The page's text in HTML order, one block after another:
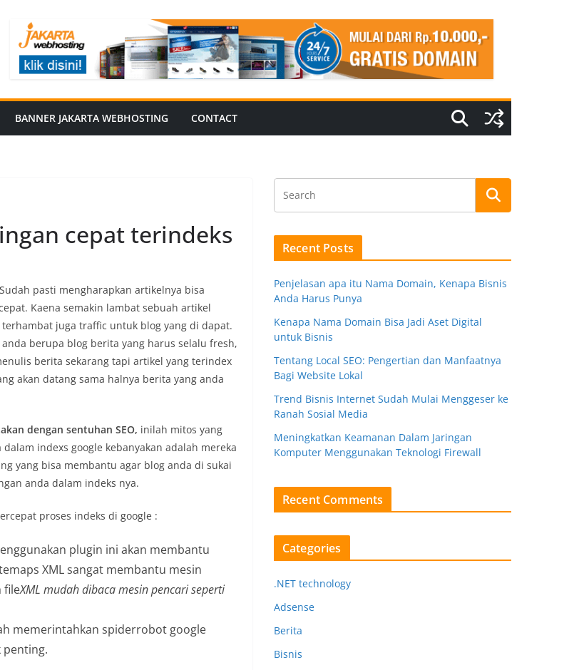
BANNER JAKARTA WEBHOSTING CONTACT
cepat terindeks
pasti mengharapkan artikelnya bisa
Kaena semakin lambat sebuah artikel
juga traffic untuk blog yang di dapat.
berupa blog berita yang harus selalu fresh,
berita sekarang tapi artikel yang terindex
akan datang sama halnya berita yang anda
dengan sentuhan SEO, inilah mitos yang
indexs google kebanyakan adalah mereka
yang bisa membantu agar blog anda di sukai
anda dalam indeks nya.
proses indeks di google :
plugin ini akan membantu
XML sangat membantu mesin
fileXML mudah dibaca mesin pencari seperti
memerintahkan spiderrobot google
Recent Posts
Penjelasan apa itu Nama Domain, Kenapa Bisnis
Anda Harus Punya
Kenapa Nama Domain Bisa Jadi Aset Digital
untuk Bisnis
Tentang Local SEO: Pengertian dan Manfaatnya
Bagi Website Lokal
Trend Bisnis Internet Sudah Mulai Menggeser ke
Ranah Sosial Media
Meningkatkan Keamanan Dalam Jaringan
Komputer Menggunakan Teknologi Firewall
Recent Comments
Categories
.NET technology
Adsense
Berita
Bisnis